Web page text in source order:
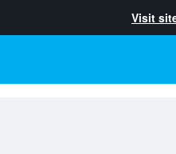
Visit